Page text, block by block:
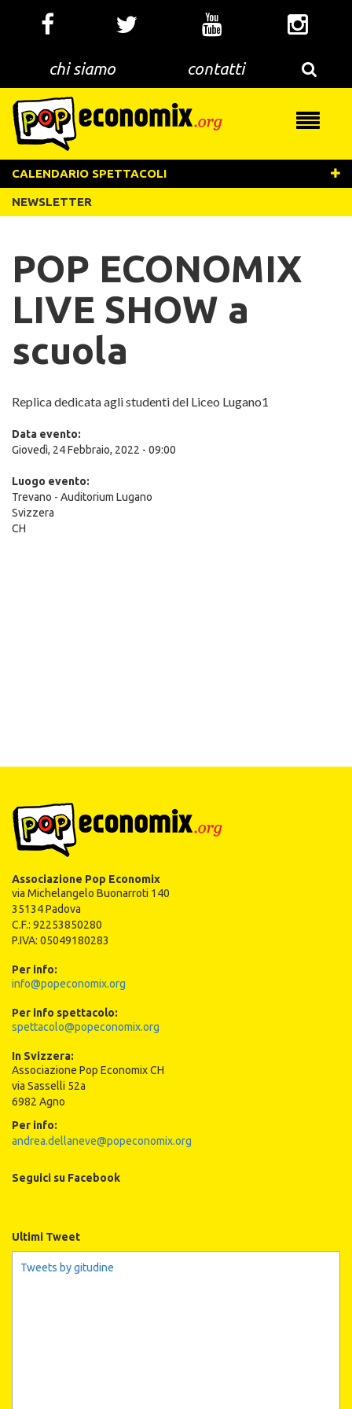
chi siamo contatti
Toggle
CALENDARIO SPETTACOLI
NEWSLETTER
POP ECONOMIX
LIVE SHOW a
scuola
Replica dedicata agli studenti del Liceo Lugano1
Data evento:
Giovedì, 24 Febbraio, 2022 - 09:00
Luogo evento:
Trevano - Auditorium Lugano
Svizzera
CH
Associazione Pop Economix
via Michelangelo Buonarroti 140
35134 Padova
C.F.: 92253850280
P.IVA: 05049180283
Per info:
info@popeconomix.org
Per info spettacolo:
spettacolo@popeconomix.org
In Svizzera:
Associazione Pop Economix CH
via Sasselli 52a
6982 Agno
Per info:
andrea.dellaneve@popeconomix.org
Seguici su Facebook
Ultimi Tweet
Tweets by gitudine